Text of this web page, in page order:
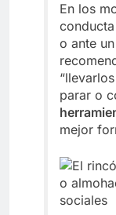
En los
o ante
parar o
mejor